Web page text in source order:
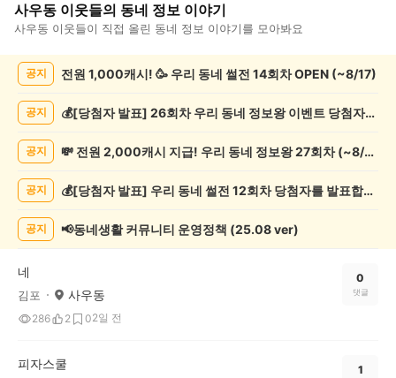
사우동 이웃들의 동네 정보 이야기
사우동 이웃들이 직접 올린 동네 정보 이야기를 모아봐요
록
공지 전원 1,000캐시! 🥳 우리 동네 썰전 14회차 OPEN (~8/17)
공지 💰[당첨자 발표] 26회차 우리 동네 정보왕 이벤트 당첨자를 발표합니다!
공지 💸 전원 2,000캐시 지급! 우리 동네 정보왕 27회차 (~8/10)
공지 💰[당첨자 발표] 우리 동네 썰전 12회차 당첨자를 발표합니다!
공지 📢동네생활 커뮤니티 운영정책 (25.08 ver)
네
김포 사우동
286 2 02일 전
0
댓글
피자스쿨 1